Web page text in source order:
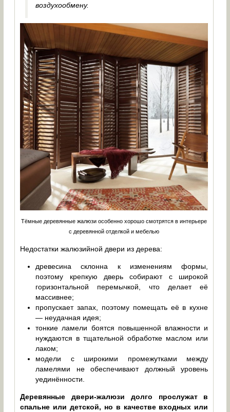
воздухообмену.
Тёмные деревянные жалюзи особенно хорошо смотрятся в интерьере
с деревянной отделкой и мебелью
Недостатки жалюзийной двери из дерева:
древесина склонна к изменениям формы,
поэтому крепкую дверь собирают с широкой
горизонтальной перемычкой, что делает её
массивнее;
пропускает запах, поэтому помещать её в кухне
— неудачная идея;
тонкие ламели боятся повышенной влажности и
нуждаются в тщательной обработке маслом или
лаком;
модели с широкими промежутками между
ламелями не обеспечивают должный уровень
уединённости.
Деревянные двери-жалюзи долго прослужат в
спальне или детской, но в качестве входных или